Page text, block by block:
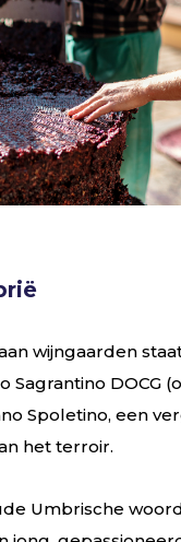
wijngaarden
Sagrantino DOCG
Spoletino, een
het terroir.
Umbrische